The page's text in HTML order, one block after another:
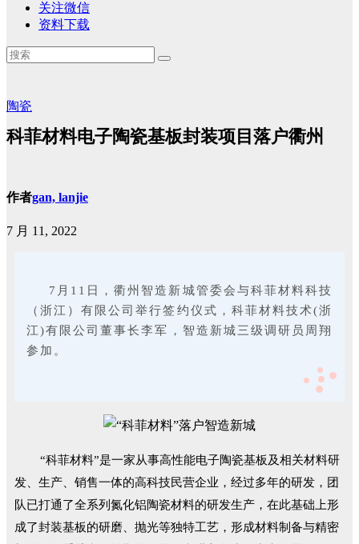
关注微信
资料下载
陶瓷
科菲材料电子陶瓷基板封装项目落户衢州
作者gan, lanjie
7 月 11, 2022
7月11日，衢州智造新城管委会与科菲材料科技
（浙江）有限公司举行签约仪式 ，科菲材料技术(浙
江)有限公司董事长李军，智造新城三级调研员周翔
参加。
“科菲材料”是一家从事高性能电子陶瓷基板及相关材料研
发、生产、销售一体的高科技民营企业，经过多年的研发，团
队已打通了全系列氮化铝陶瓷材料的研发生产，在此基础上形
成了封装基板的研磨、抛光等独特工艺，形成材料制备与精密